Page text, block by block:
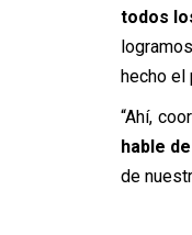
todos
hecho el
“Ahí,
hable
de